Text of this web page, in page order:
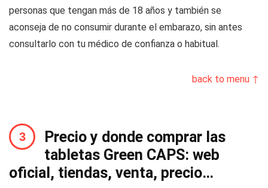
personas que tengan más de 18 años y también se
aconseja de no consumir durante el embarazo, sin antes
consultarlo con tu médico de confianza o habitual.
back to menu ↑
Precio y donde comprar las
tabletas Green CAPS: web
oficial, tiendas, venta, precio…